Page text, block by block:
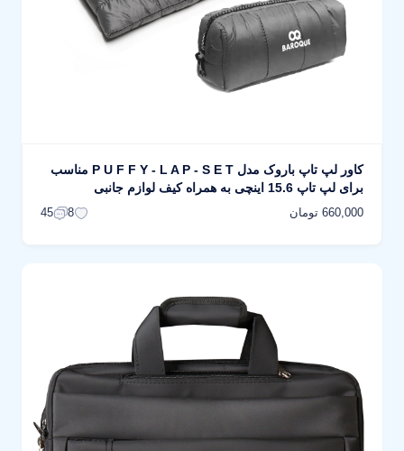
کاور لپ تاپ باروک مدل P U F F Y - L A P - S E T مناسب
برای لپ تاپ 15.6 اینچی به همراه کیف لوازم جانبی
660,000 تومان 8
45